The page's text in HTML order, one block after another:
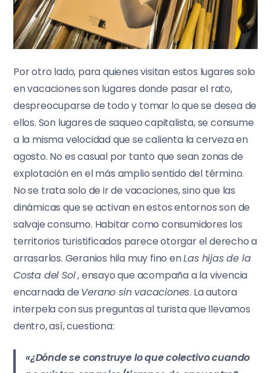
Por otro lado, para quienes visitan estos lugares solo
en vacaciones son lugares donde pasar el rato,
despreocuparse de todo y tomar lo que se desea de
ellos. Son lugares de saqueo capitalista, se consume
a la misma velocidad que se calienta la cerveza en
agosto. No es casual por tanto que sean zonas de
explotación en el más amplio sentido del término.
No se trata solo de ir de vacaciones, sino que las
dinámicas que se activan en estos entornos son de
salvaje consumo. Habitar como consumidores los
territorios turistificados parece otorgar el derecho a
arrasarlos. Geranios hila muy fino enLas hijas de la
Costa del Sol, ensayo que acompaña a la vivencia
encarnada de Verano sin vacaciones. La autora
interpela con sus preguntas al turista que llevamos
dentro, así, cuestiona:
«¿Dónde se construye lo que colectivo cuando